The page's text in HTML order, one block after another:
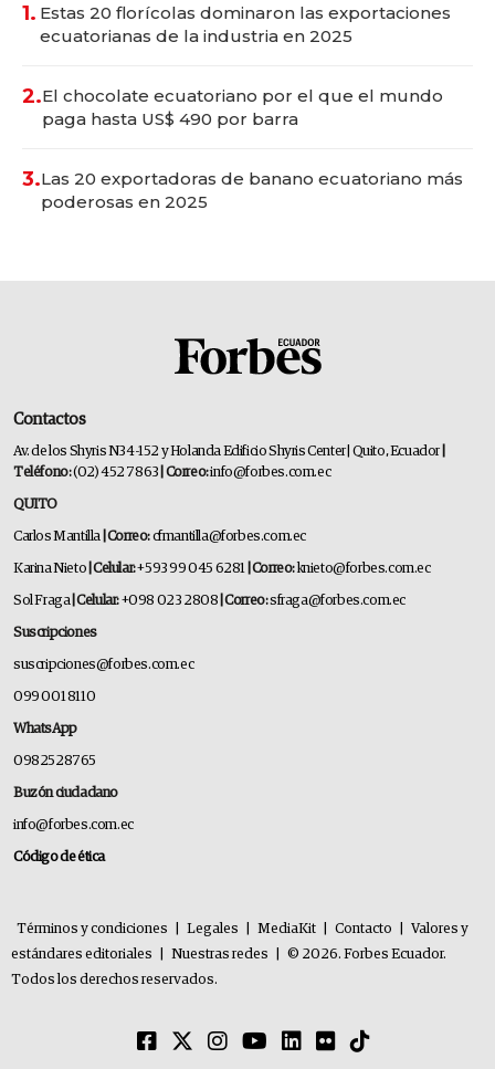
1. Estas 20 florícolas dominaron las exportaciones
ecuatorianas de la industria en 2025
2.El chocolate ecuatoriano por el que el mundo
paga hasta US$ 490 por barra
3.Las 20 exportadoras de banano ecuatoriano más
poderosas en 2025
Contactos
Av. de los Shyris N34-152 y Holanda Edificio Shyris Center | Quito, Ecuador
Teléfono:(02) 452 7863 | Correo:info@forbes.com.ec
QUITO
Carlos Mantilla | Correo:cfmantilla@forbes.com.ec
Karina Nieto | Celular:+593 99 045 6281 | Correo:knieto@forbes.com.ec
Sol Fraga| Celular:+098 023 2808 | Correo:sfraga@forbes.com.ec
Suscripciones
suscripciones@forbes.com.ec
099 001 8110
WhatsApp
0982528765
Buzón ciudadano
info@forbes.com.ec
Código de ética
Términos y condiciones Legales MediaKit Contacto
Valores y
estándares editoriales
Nuestras redes
© 2026. Forbes Ecuador.
Todos los derechos reservados.